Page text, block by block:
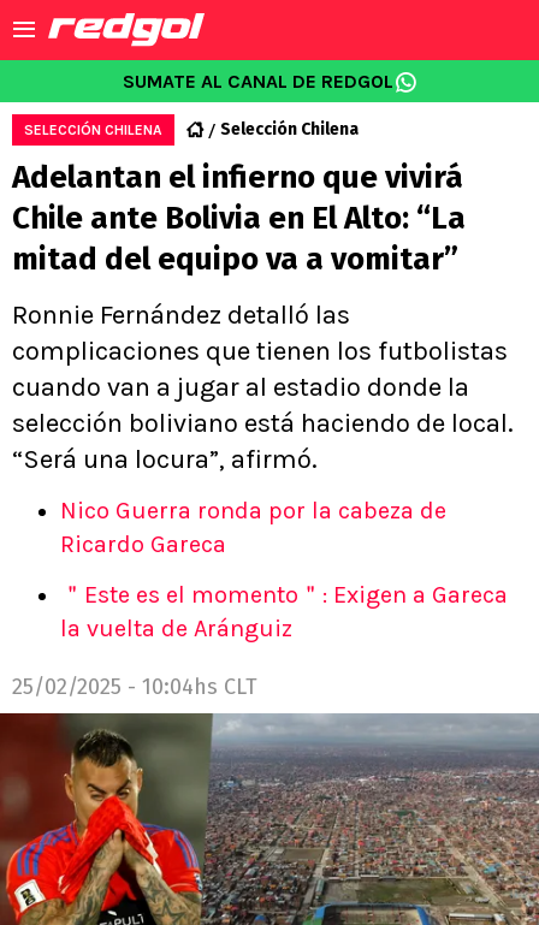
SUMATE AL CANAL DE REDGOL
SELECCIÓN CHILENA Selección Chilena
Adelantan el infierno que vivirá
Chile ante Bolivia en El Alto: “La
mitad del equipo va a vomitar”
Ronnie Fernández detalló las
complicaciones que tienen los futbolistas
cuando van a jugar al estadio donde la
selección boliviano está haciendo de local.
“Será una locura”, afirmó.
Nico Guerra ronda por la cabeza de
Ricardo Gareca
＂Este es el momento＂: Exigen a Gareca
la vuelta de Aránguiz
25/02/2025 - 10:04hs CLT